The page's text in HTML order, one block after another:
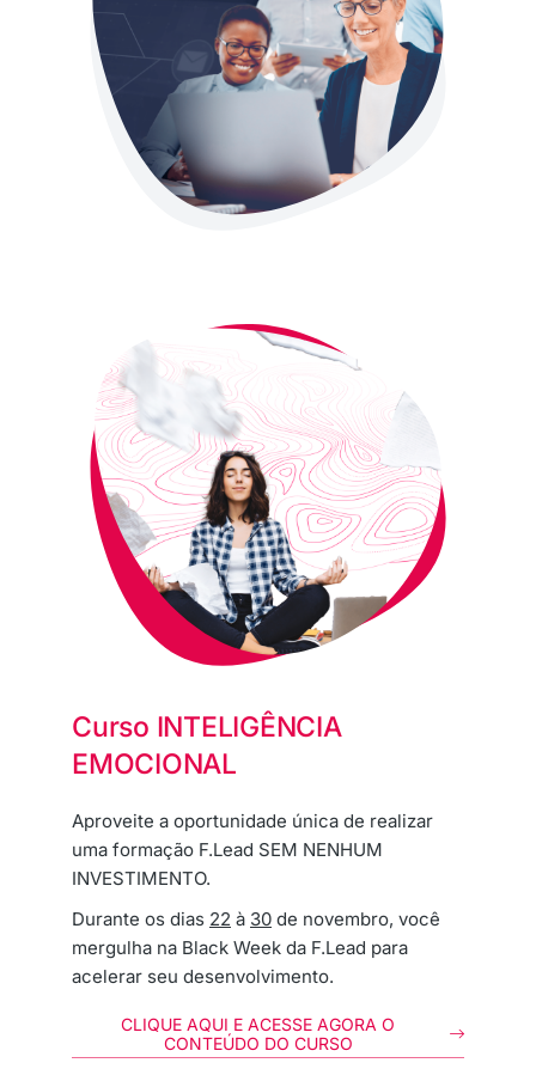
Curso INTELIGÊNCIA
EMOCIONAL
Aproveite a oportunidade única de realizar
uma formação F.Lead SEM NENHUM
INVESTIMENTO.
Durante os dias 22 à 30 de novembro, você
mergulha na Black Week da F.Lead para
acelerar seu desenvolvimento.
CLIQUE AQUI E ACESSE AGORA O
CONTEÚDO DO CURSO